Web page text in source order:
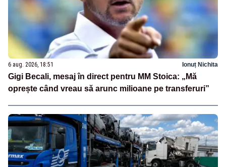
6 aug. 2026, 18:51 Ionuț Nichita
Gigi Becali, mesaj în direct pentru MM Stoica: „Mă
oprește când vreau să arunc milioane pe transferuri”